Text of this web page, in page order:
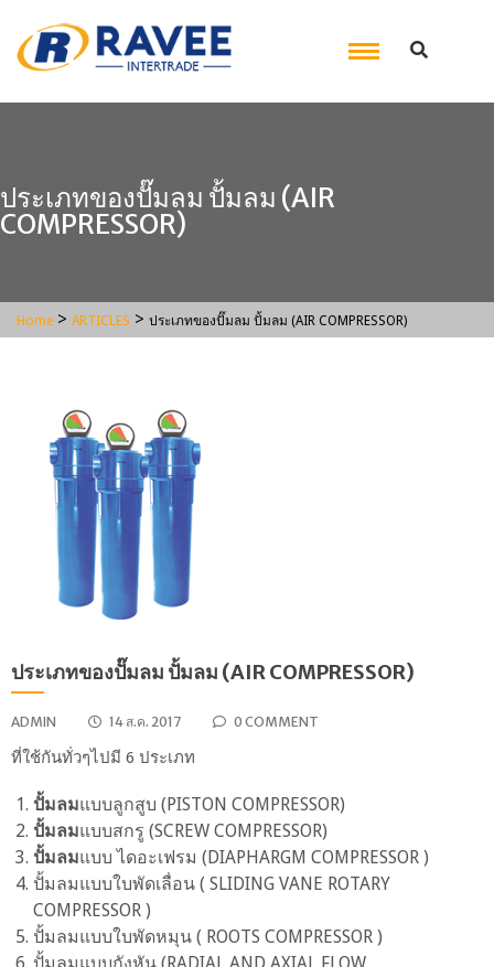
ประเภทของปั๊มลม ปั้มลม (AIR
COMPRESSOR)
Home > ARTICLES > ประเภทของปั๊มลม ปั้มลม (AIR COMPRESSOR)
ประเภทของปั๊มลม ปั้มลม (AIR COMPRESSOR)
ADMIN 14 ส.ค. 2017 0 COMMENT
ที่ใช้กันทั่วๆไปมี 6 ประเภท
ปั้มลมแบบลูกสูบ (PISTON COMPRESSOR)
ปั้มลมแบบสกรู (SCREW COMPRESSOR)
ปั้มลมแบบ ไดอะเฟรม (DIAPHARGM COMPRESSOR )
ปั้มลมแบบใบพัดเลื่อน ( SLIDING VANE ROTARY
COMPRESSOR )
ปั้มลมแบบใบพัดหมุน ( ROOTS COMPRESSOR )